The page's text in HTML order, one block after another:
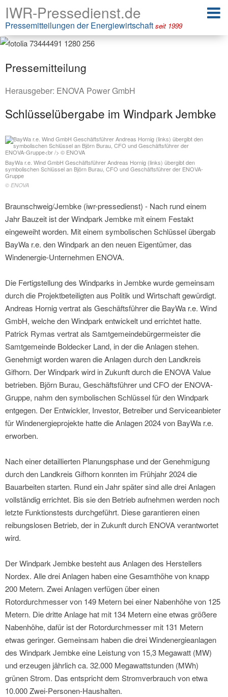
IWR-Pressedienst.de
Pressemitteilungen der Energiewirtschaft seit 1999
Pressemitteilung
Herausgeber: ENOVA Power GmbH
Schlüsselübergabe im Windpark Jembke
BayWa r.e. Wind GmbH Geschäftsführer Andreas Hornig (links) übergibt den
symbolischen Schlüssel an Björn Burau, CFO und Geschäftsführer der ENOVA-
Gruppe
© ENOVA
Braunschweig/Jembke (iwr-pressedienst) - Nach rund einem
Jahr Bauzeit ist der Windpark Jembke mit einem Festakt
eingeweiht worden. Mit einem symbolischen Schlüssel übergab
BayWa r.e. den Windpark an den neuen Eigentümer, das
Windenergie-Unternehmen ENOVA.
Die Fertigstellung des Windparks in Jembke wurde gemeinsam
durch die Projektbeteiligten aus Politik und Wirtschaft gewürdigt.
Andreas Hornig vertrat als Geschäftsführer die BayWa r.e. Wind
GmbH, welche den Windpark entwickelt und errichtet hatte.
Patrick Rymas vertrat als Samtgemeindebürgermeister die
Samtgemeinde Boldecker Land, in der die Anlagen stehen.
Genehmigt worden waren die Anlagen durch den Landkreis
Gifhorn. Der Windpark wird in Zukunft durch die ENOVA Value
betrieben. Björn Burau, Geschäftsführer und CFO der ENOVA-
Gruppe, nahm den symbolischen Schlüssel für den Windpark
entgegen. Der Entwickler, Investor, Betreiber und Serviceanbieter
für Windenergieprojekte hatte die Anlagen 2024 von BayWa r.e.
erworben.
Nach einer detaillierten Planungsphase und der Genehmigung
durch den Landkreis Gifhorn konnten im Frühjahr 2024 die
Bauarbeiten starten. Rund ein Jahr später sind alle drei Anlagen
vollständig errichtet. Bis sie den Betrieb aufnehmen werden noch
letzte Funktionstests durchgeführt. Diese garantieren einen
reibungslosen Betrieb, der in Zukunft durch ENOVA verantwortet
wird.
Der Windpark Jembke besteht aus Anlagen des Herstellers
Nordex. Alle drei Anlagen haben eine Gesamthöhe von knapp
200 Metern. Zwei Anlagen verfügen über einen
Rotordurchmesser von 149 Metern bei einer Nabenhöhe von 125
Metern. Die dritte Anlage hat mit 134 Metern eine etwas größere
Nabenhöhe, dafür ist der Rotordurchmesser mit 131 Metern
etwas geringer. Gemeinsam haben die drei Windenergieanlagen
des Windpark Jembke eine Leistung von 15,3 Megawatt (MW)
und erzeugen jährlich ca. 32.000 Megawattstunden (MWh)
grünen Strom. Das entspricht dem Stromverbrauch von etwa
10.000 Zwei-Personen-Haushalten.